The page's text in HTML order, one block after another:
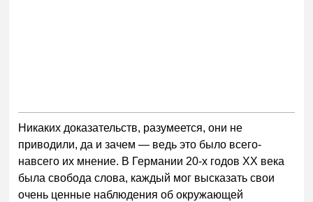
Никаких доказательств, разумеется, они не
приводили, да и зачем — ведь это было всего-
навсего их мнение. В Германии 20-х годов XX века
была свобода слова, каждый мог высказать свои
очень ценные наблюдения об окружающей